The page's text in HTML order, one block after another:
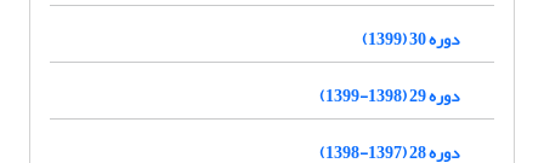
دوره 30 (1399)
دوره 29 (1398-1399)
دوره 28 (1397-1398)